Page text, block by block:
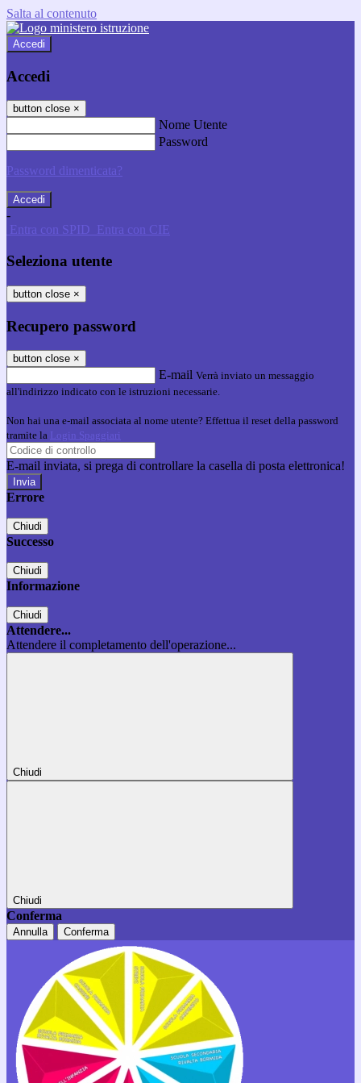
Salta al contenuto
Accedi
Accedi
button close ×
Nome Utente
Password
Password dimenticata?
-
Entra con SPID Entra con CIE
Seleziona utente
button close ×
Recupero password
button close ×
E-mail Verrà inviato un messaggio
all'indirizzo indicato con le istruzioni necessarie.
Non hai una e-mail associata al nome utente? Effettua il reset della password
tramite la Login Spaggiari
E-mail inviata, si prega di controllare la casella di posta elettronica!
Errore
Chiudi
Successo
Chiudi
Informazione
Chiudi
Attendere...
Attendere il completamento dell'operazione...
Chiudi
Chiudi
Conferma
Annulla Conferma